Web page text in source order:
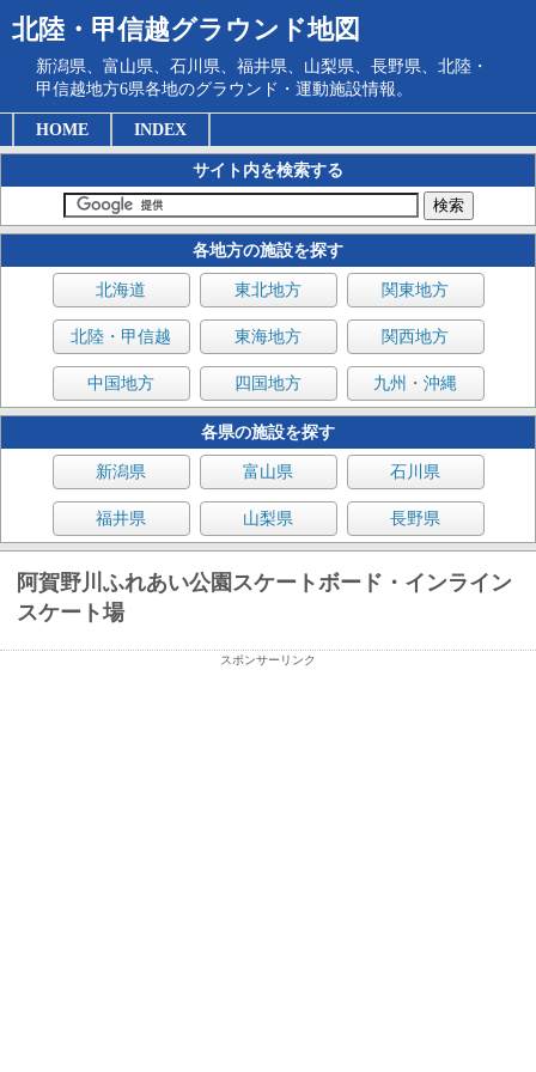
北陸・甲信越グラウンド地図
新潟県、富山県、石川県、福井県、山梨県、長野県、北陸・
甲信越地方6県各地のグラウンド・運動施設情報。
HOME INDEX
サイト内を検索する
各地方の施設を探す
北海道 東北地方 関東地方
北陸・甲信越 東海地方 関西地方
中国地方 四国地方 九州・沖縄
各県の施設を探す
新潟県 富山県 石川県
福井県 山梨県 長野県
阿賀野川ふれあい公園スケートボード・インライン
スケート場
スポンサーリンク